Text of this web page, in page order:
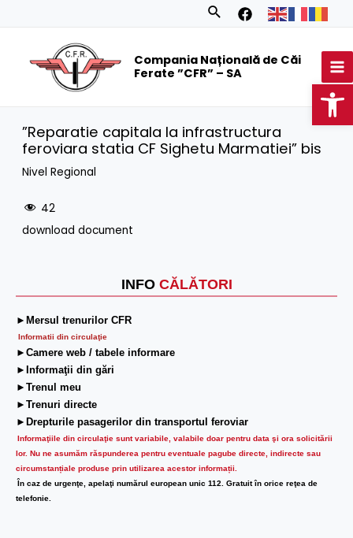
Search
Compania Națională de Căi
Ferate ”CFR” – SA
INFO CĂLĂTORI
►Mersul trenurilor CFR
Informatii din circulaţie
►Camere web / tabele informare
►Informaţii din gări
►Trenul meu
►Trenuri directe
►Drepturile pasagerilor din transportul feroviar
Informaţiile din circulaţie sunt variabile, valabile doar pentru data şi ora solicitării
lor. Nu ne asumăm răspunderea pentru eventuale pagube directe, indirecte sau
circumstanțiale produse prin utilizarea acestor informații.
În caz de urgenţe, apelaţi numărul european unic 112. Gratuit în orice reţea de
telefonie.
”Reparatie capitala la infrastructura
feroviara statia CF Sighetu Marmatiei” bis
Nivel Regional
42
download document